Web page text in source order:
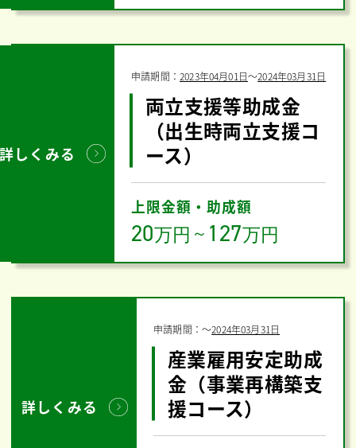
詳しくみる
申請期間：2023年04月01日〜2024年03月31日
両立支援等助成金
（出生時両立支援コ
ース）
上限金額・助成額
20万円 ～ 127万円
詳しくみる
申請期間：〜2024年03月31日
産業雇用安定助成
金（事業再構築支
援コース）